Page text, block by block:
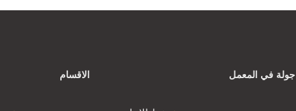
الاقسام جولة في المعمل